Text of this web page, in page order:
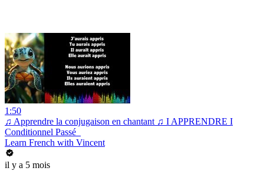
1:50
♫ Apprendre la conjugaison en chantant ♫ I APPRENDRE I
Conditionnel Passé_
Learn French with Vincent
il y a 5 mois